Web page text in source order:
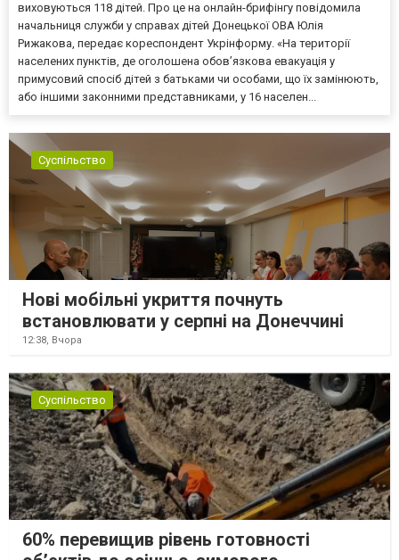
виховуються 118 дітей. Про це на онлайн-брифінгу повідомила
начальниця служби у справах дітей Донецької ОВА Юлія
Рижакова, передає кореспондент Укрінформу. «На території
населених пунктів, де оголошена обов’язкова евакуація у
примусовий спосіб дітей з батьками чи особами, що їх замінюють,
або іншими законними представниками, у 16 населен...
Суспільство
Нові мобільні укриття почнуть
встановлювати у серпні на Донеччині
12:38, Вчора
Суспільство
60% перевищив рівень готовності